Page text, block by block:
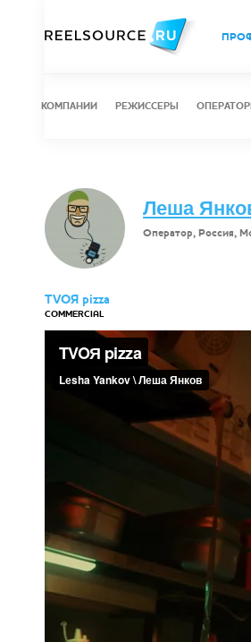
КОМПАНИИ РЕЖИССЕРЫ
Леша
Оператор, Россия,
TVOЯ pizza
COMMERCIAL